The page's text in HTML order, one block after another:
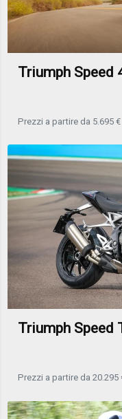
Triumph Speed
Prezzi a partire da 5.695 €
Triumph Speed
Prezzi a partire da 20.295